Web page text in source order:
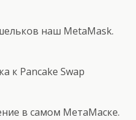
наш MetaMask.
в самом МетаМаске.